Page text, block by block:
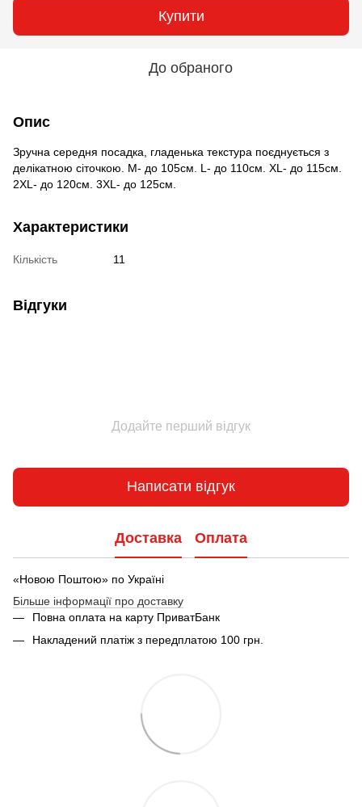
Купити
До обраного
Опис
Зручна середня посадка, гладенька текстура поєднується з
делікатною сіточкою. М- до 105см. L- до 110см. XL- до 115см.
2XL- до 120см. 3XL- до 125см.
Характеристики
Кількість 11
Відгуки
Додайте перший відгук
Написати відгук
Доставка Оплата
«Новою Поштою» по Україні
Більше інформації про доставку
Повна оплата на карту ПриватБанк
Накладений платіж з передплатою 100 грн.